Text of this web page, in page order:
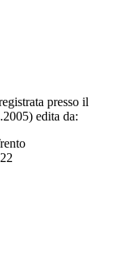
presso il
edita da: